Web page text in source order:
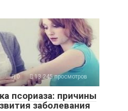
0 13 245 просмотров
псориаза: причины
заболевания